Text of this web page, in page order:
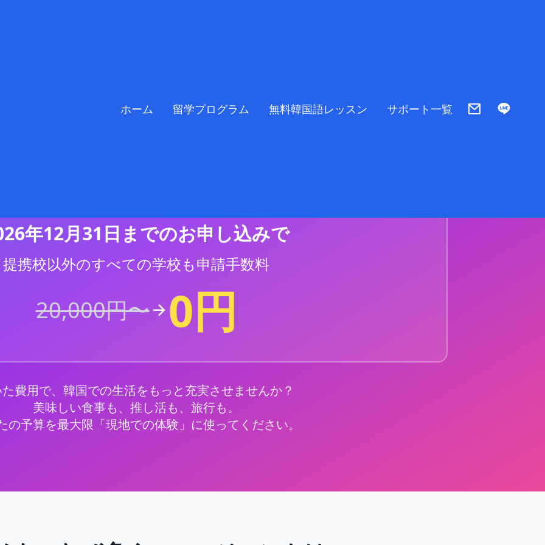
ホーム 留学プログラム 無料韓国語レッスン サポート一覧
年12月31日までのお申し込みで
提携校以外のすべての学校も申請手数料
20,000円〜 0円
費用で、韓国での生活をもっと充実させませんか？
美味しい食事も、推し活も、旅行も。
の予算を最大限「現地での体験」に使ってください。